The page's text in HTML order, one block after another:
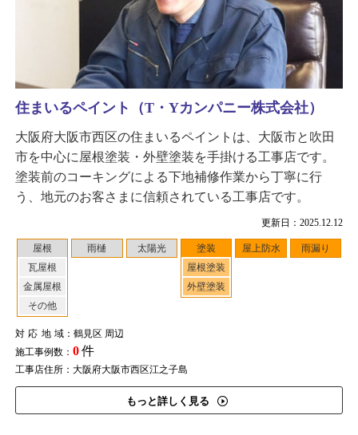
更新日：2025.12.12
屋根
瓦屋根
金属屋根
その他
雨樋 太陽光
塗装
屋根塗装
外壁塗装
屋上防水 雨漏り
対応地域：鶴見区 周辺
施工事例数： 0件
工事店住所：大阪府大阪市西区江之子島
もっと詳しく見る
住まいるペイント（T・Yカンパニー株式会社）
大阪府大阪市西区の住まいるペイントは、大阪市と吹田
市を中心に屋根塗装・外壁塗装を手掛ける工事店です。
塗装前のコーキングによる下地補修作業から丁寧に行
う、地元のお客さまに信頼されている工事店です。